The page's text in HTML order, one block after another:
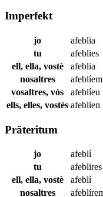
Imperfekt
jo
afeblia
tu
afeblies
ell, ella, vostè
afeblia
nosaltres
afeblíem
vosaltres, vós
afeblíeu
ells, elles, vostès afeblien
Präteritum
jo
afeblí
tu
afeblires
ell, ella, vostè
afeblí
nosaltres